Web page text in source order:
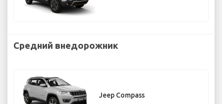
Средний внедорожник
Jeep Compass